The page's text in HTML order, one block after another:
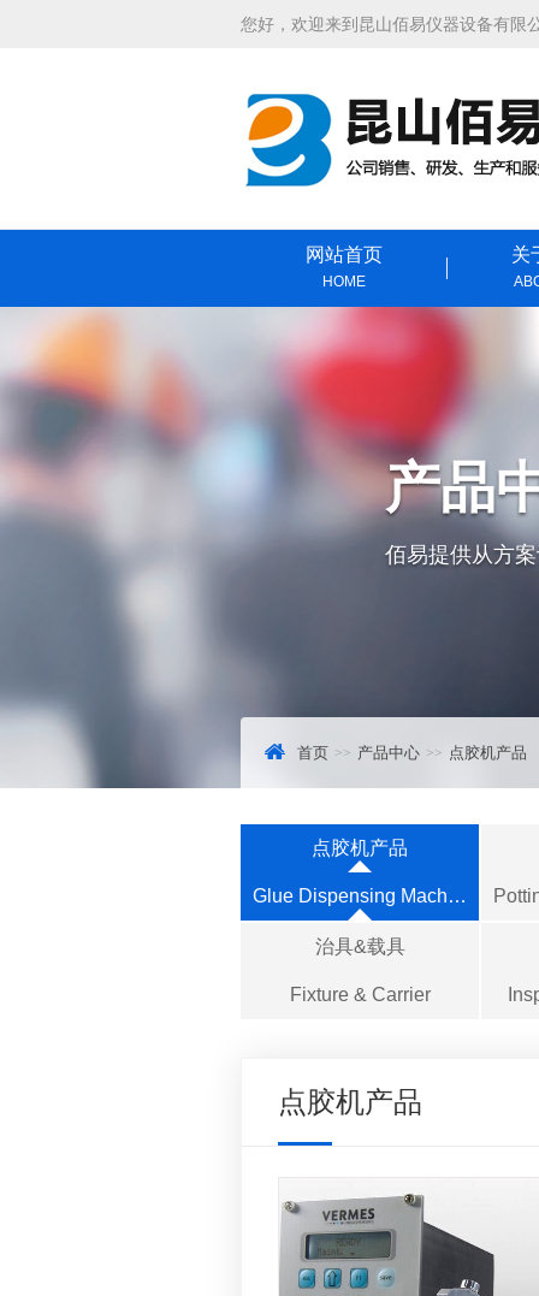
您好，欢迎来到昆山佰易仪器设备有限
网站首页
HOME
关
产品
佰易提供从方
首页 产品中心 点胶机产品
点胶机产品
Glue Dispensing Machine
治具&载具
Fixture & Carrier
点胶机产品